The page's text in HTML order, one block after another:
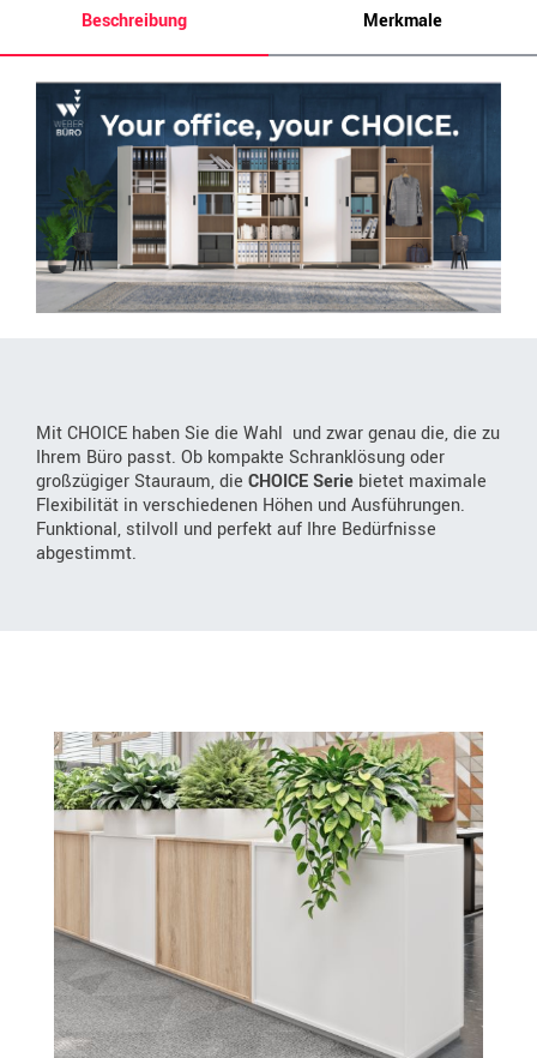
Beschreibung Merkmale
Mit CHOICE haben Sie die Wahl  und zwar genau die, die zu
Ihrem Büro passt. Ob kompakte Schranklösung oder
großzügiger Stauraum, die CHOICE Serie bietet maximale
Flexibilität in verschiedenen Höhen und Ausführungen.
Funktional, stilvoll und perfekt auf Ihre Bedürfnisse
abgestimmt.